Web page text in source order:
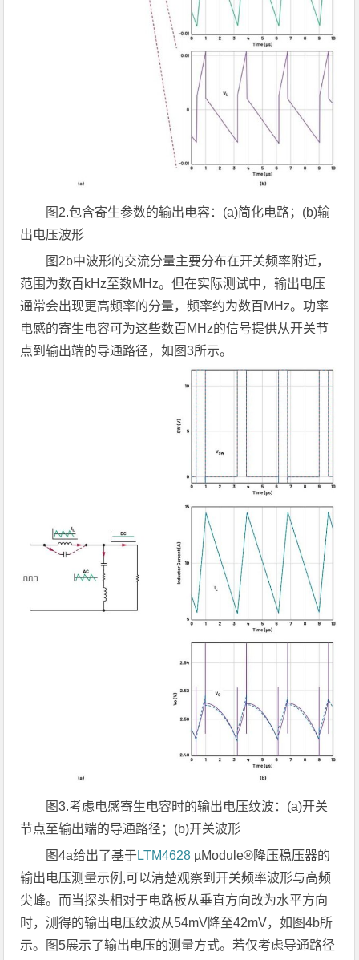
图 2.包含寄生参数的输出电容： (a)简化电路； (b)输
出电压波形
图2b中波形的交流分量主要分布在开关频率附近，
范围为数百kHz至数MHz。但在实际测试中，输出电压
通常会出现更高频率的分量，频率约为数百MHz。功率
电感的寄生电容可为这些数百MHz的信号提供从开关节
点到输出端的导通路径，如图3所示。
图3.考虑电感寄生电容时的输出电压纹波： (a)开关
节点至输出端的导通路径； (b)开关波形
图4a给出了基于LTM4628 µModule®降压稳压器的
输出电压测量示例,可以清楚观察到开关频率波形与高频
尖峰。而当探头相对于电路板从垂直方向改为水平方向
时，测得的输出电压纹波从54mV降至42mV，如图4b所
示。图5展示了输出电压的测量方式。若仅考虑导通路径